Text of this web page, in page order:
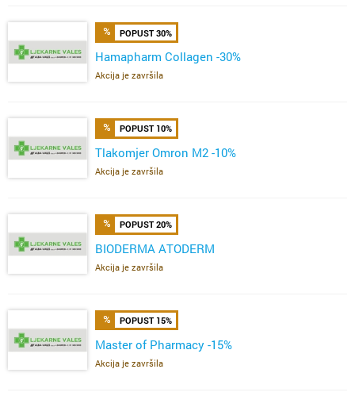
POPUST 30%
Hamapharm Collagen -30%
Akcija je završila
POPUST 10%
Tlakomjer Omron M2 -10%
Akcija je završila
POPUST 20%
BIODERMA ATODERM
Akcija je završila
POPUST 15%
Master of Pharmacy -15%
Akcija je završila